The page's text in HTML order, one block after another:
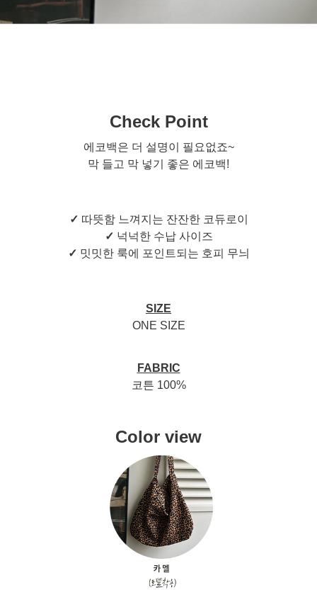
Check Point
에코백은 더 설명이 필요없죠~
막 들고 막 넣기 좋은 에코백!
✓ 따뜻함 느껴지는 잔잔한 코듀로이
✓ 넉넉한 수납 사이즈
✓ 밋밋한 룩에 포인트되는 호피 무늬
SIZE
ONE SIZE
FABRIC
코튼 100%
Color view